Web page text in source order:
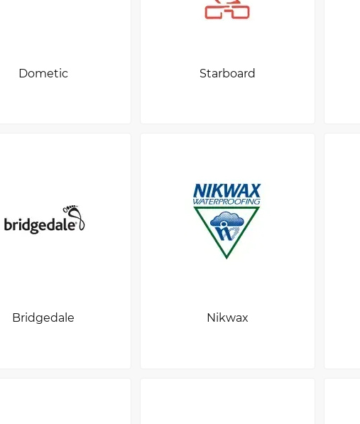
Dometic Starboard
Bridgedale Nikwax